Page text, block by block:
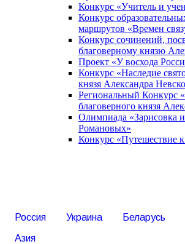
Конкурс «Учитель и
Конкурс
маршрутов «Времен
Конкурс сочинений,
благоверному князю
Проект «У восхода
Конкурс «Наследие
князя Александра
Региональный Конкурс
благоверного князя
Олимпиада «Зарисовка
Романовых»
Конкурс «Путешествие
Россия Украина Беларусь
Азия